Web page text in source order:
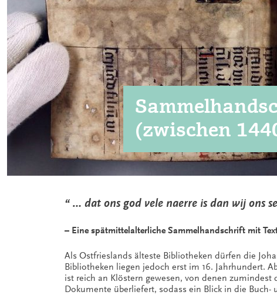
(zwischen
“ … dat ons god vele naerre is dan wij ons
– Eine spätmittelalterliche Sammelhandschrift mit
Als Ostfrieslands älteste Bibliotheken dürfen die
Bibliotheken liegen jedoch erst im 16. Jahrhundert.
ist reich an Klöstern gewesen, von denen
Dokumente überliefert, sodass ein Blick in die